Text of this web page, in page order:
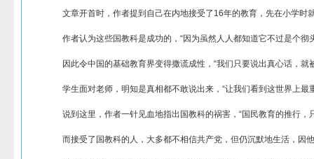
文章开首时，作者提到自己在内地接受了16年的教育，先在小学时
作者认为这些国教科是成功的，“因为虽然人人都知道它不过是个
因此令中国的基础教育界变得撒谎成性，“我们只要说出真心话，
学生面对老师，明知是真相都不敢说出来，“让我们看到这世界上
说到这里，作者一针见血地指出国教科的祸害，“国民教育的推行
而接受了国教科的人，大多都不相信共产党，但仍沉默地生活，